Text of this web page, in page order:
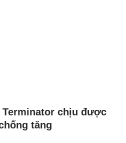
Terminator chịu được
tăng